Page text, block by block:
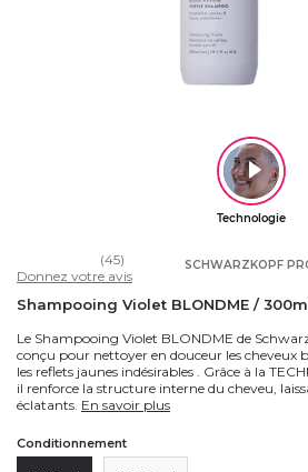
SCHWARZKOPF
(45)
Donnez votre avis
Shampooing Violet BLONDME /
Le Shampooing Violet BLONDME de
conçu pour nettoyer en douceur les cheveux
les reflets jaunes indésirables . Grâce à la
il renforce la structure interne du cheveu,
éclatants. En savoir plus
Conditionnement